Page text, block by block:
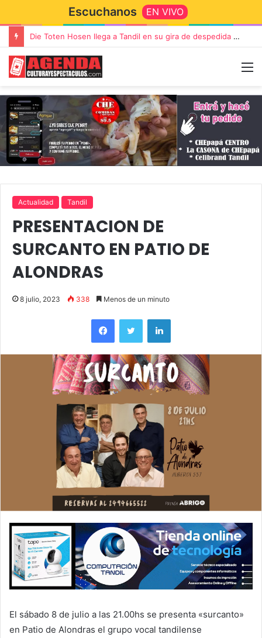
Escuchanos EN VIVO
Die Toten Hosen llega a Tandil en su gira de despedida «Fútbol, Asado, Vino y Adiós Amigos»
Actualidad Tandil
PRESENTACION DE
SURCANTO EN PATIO DE
ALONDRAS
8 julio, 2023 338 Menos de un minuto
El sábado 8 de julio a las 21.00hs se presenta «surcanto»
en Patio de Alondras el grupo vocal tandilense